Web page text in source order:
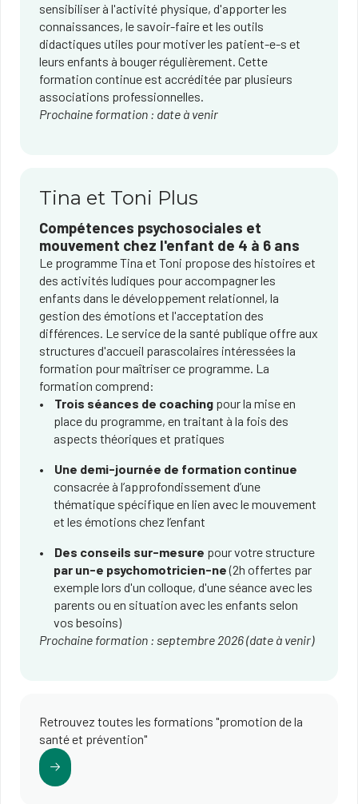
sensibiliser à l'activité physique, d'apporter les
connaissances, le savoir-faire et les outils
didactiques utiles pour motiver les patient-e-s et
leurs enfants à bouger régulièrement. Cette
formation continue est accréditée par plusieurs
associations professionnelles.
Prochaine formation : date à venir
Tina et Toni Plus
Compétences psychosociales et
mouvement chez l'enfant de 4 à 6 ans
Le programme Tina et Toni propose des histoires et
des activités ludiques pour accompagner les
enfants dans le développement relationnel, la
gestion des émotions et l'acceptation des
différences. Le service de la santé publique offre aux
structures d'accueil parascolaires intéressées la
formation pour maîtriser ce programme. La
formation comprend:
Trois séances de coachingpour la mise en
place du programme, en traitant à la fois des
aspects théoriques et pratiques
Une demi-journée de formation continue
consacrée à l’approfondissement d’une
thématique spécifique en lien avec le mouvement
et les émotions chez l’enfant
Des conseils sur-mesure pour votre structure
par un-e psychomotricien-ne(2h offertes par
exemple lors d'un colloque, d'une séance avec les
parents ou en situation avec les enfants selon
vos besoins)
Prochaine formation : septembre 2026 (date à venir)
Retrouvez toutes les formations "promotion de la
santé et prévention"